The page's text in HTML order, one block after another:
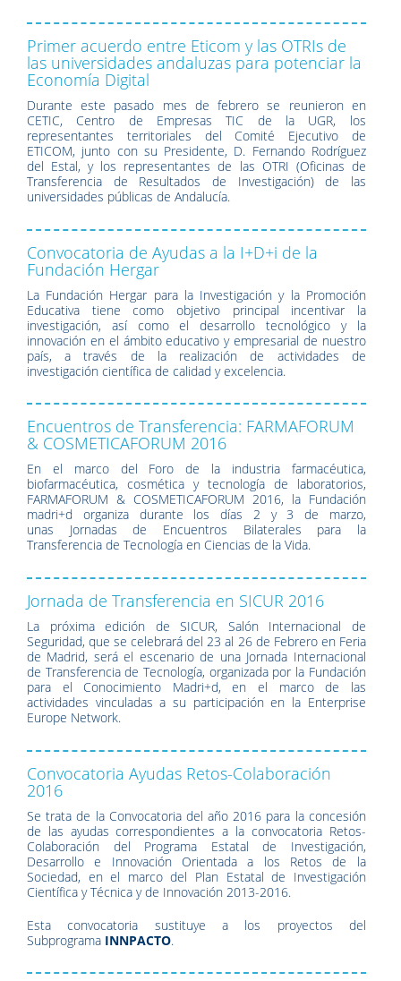
Primer acuerdo entre Eticom y las OTRIs de
las universidades andaluzas para potenciar la
Economía Digital
Durante este pasado mes de febrero se reunieron en
CETIC, Centro de Empresas TIC de la UGR, los
representantes territoriales del Comité Ejecutivo de
ETICOM, junto con su Presidente, D. Fernando Rodríguez
del Estal, y los representantes de las OTRI (Oficinas de
Transferencia de Resultados de Investigación) de las
universidades públicas de Andalucía.
Convocatoria de Ayudas a la I+D+i de la
Fundación Hergar
La Fundación Hergar para la Investigación y la Promoción
Educativa tiene como objetivo principal incentivar la
investigación, así como el desarrollo tecnológico y la
innovación en el ámbito educativo y empresarial de nuestro
país, a través de la realización de actividades de
investigación científica de calidad y excelencia.
Encuentros de Transferencia: FARMAFORUM
& COSMETICAFORUM 2016
En el marco del Foro de la industria farmacéutica,
biofarmacéutica, cosmética y tecnología de laboratorios,
FARMAFORUM & COSMETICAFORUM 2016, la Fundación
madri+d organiza durante los días 2 y 3 de marzo,
unas Jornadas de Encuentros Bilaterales para la
Transferencia de Tecnología en Ciencias de la Vida.
Jornada de Transferencia en SICUR 2016
La próxima edición de SICUR, Salón Internacional de
Seguridad, que se celebrará del 23 al 26 de Febrero en Feria
de Madrid, será el escenario de una Jornada Internacional
de Transferencia de Tecnología, organizada por la Fundación
para el Conocimiento Madri+d, en el marco de las
actividades vinculadas a su participación en la Enterprise
Europe Network.
Convocatoria Ayudas Retos-Colaboración
2016
Se trata de la Convocatoria del año 2016 para la concesión
de las ayudas correspondientes a la convocatoria Retos-
Colaboración del Programa Estatal de Investigación,
Desarrollo e Innovación Orientada a los Retos de la
Sociedad, en el marco del Plan Estatal de Investigación
Científica y Técnica y de Innovación 2013-2016.
Esta convocatoria sustituye a los proyectos del
Subprograma INNPACTO.